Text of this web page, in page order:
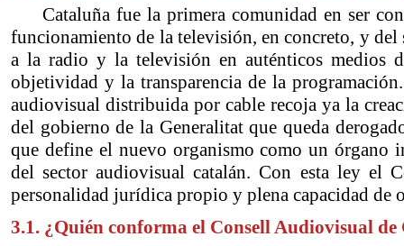
Cataluña fue la primera comunidad en ser
funcionamiento de la televisión, en concreto, y
a la radio y la televisión en auténticos medios
objetividad y la transparencia de la
audiovisual distribuida por cable recoja ya la
del gobierno de la Generalitat que queda
que define el nuevo organismo como un órgano
del sector audiovisual catalán. Con esta ley el
personalidad jurídica propio y plena capacidad
3.1. ¿Quién conforma el Consell Audiovisual